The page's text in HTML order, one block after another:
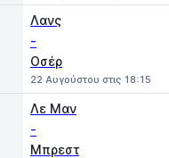
Λανς
-
Οσέρ
22 Αυγούστου στις 18:15
Λε Μαν
-
Μπρεστ